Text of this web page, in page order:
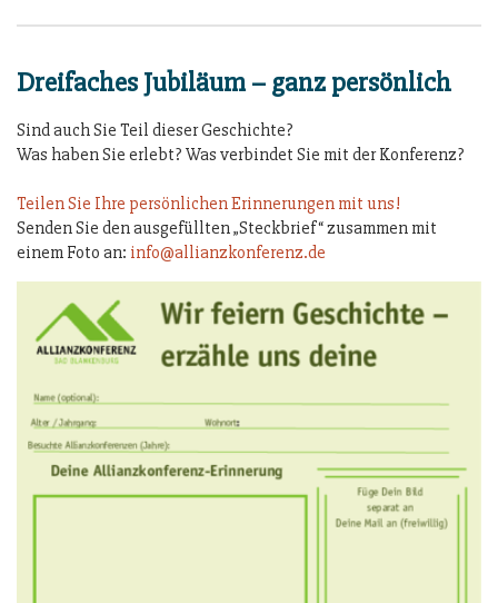
Dreifaches Jubiläum – ganz persönlich
Sind auch Sie Teil dieser Geschichte?
Was haben Sie erlebt? Was verbindet Sie mit der Konferenz?
Teilen Sie Ihre persönlichen Erinnerungen mit uns!
Senden Sie den ausgefüllten „Steckbrief“ zusammen mit
einem Foto an: info@allianzkonferenz.de